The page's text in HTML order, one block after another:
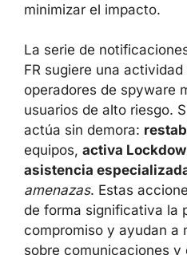
minimizar el impacto.
La serie de
FR sugiere una
operadores de spyware
usuarios de alto riesgo.
actúa sin demora:
equipos, activa
asistencia
amenazas. Estas
de forma significativa la
compromiso y ayudan a
sobre comunicaciones y